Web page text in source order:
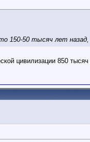
150-50 тысяч лет
цивилизации 850 тысяч